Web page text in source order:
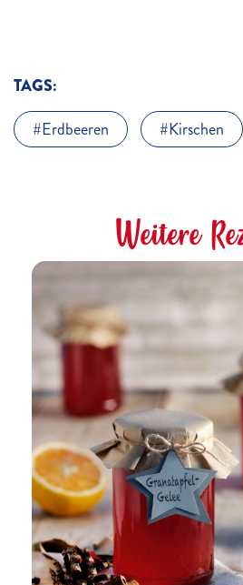
TAGS:
Erdbeeren
Kirschen
Weitere